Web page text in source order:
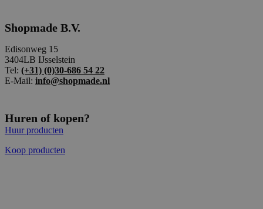
Shopmade B.V.
Edisonweg 15
3404LB IJsselstein
Tel: (+31) (0)30-686 54 22
E-Mail: info@shopmade.nl
Huren of kopen?
Huur producten
Koop producten